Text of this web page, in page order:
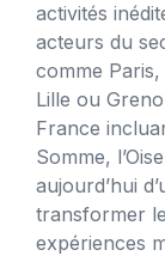
activités
acteurs du
comme
Lille ou
France
Somme,
aujourd’hui
transformer
expériences